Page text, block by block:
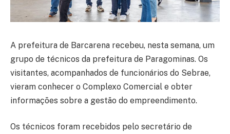
A prefeitura de Barcarena recebeu, nesta semana, um
grupo de técnicos da prefeitura de Paragominas. Os
visitantes, acompanhados de funcionários do Sebrae,
vieram conhecer o Complexo Comercial e obter
informações sobre a gestão do empreendimento.
Os técnicos foram recebidos pelo secretário de